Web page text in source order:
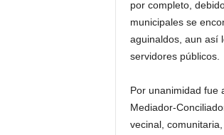
por completo,
municipales se
aguinaldos, aun así
servidores públicos.
Por unanimidad fue
Mediador-
vecinal,